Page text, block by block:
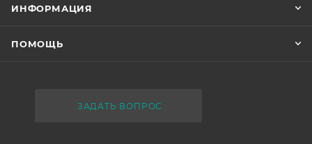
ИНФОРМАЦИЯ
ПОМОЩЬ
ЗАДАТЬ ВОПРОС